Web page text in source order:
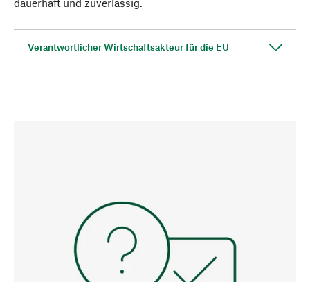
Verantwortlicher Wirtschaftsakteur für die EU